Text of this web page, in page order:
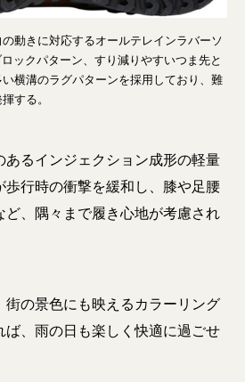
動きに対応するオールテレインラバーソ
ックパターン、すり減りやすいつま先と
横溝のラグパターンを採用しており、難
する。
あるインジェクション成形の軽量
歩行時の衝撃を緩和し、膝や足腰
ど、隅々まで履き心地が考慮され
街の景色にも映えるカラーリング
ば、雨の日も楽しく快適に過ごせ